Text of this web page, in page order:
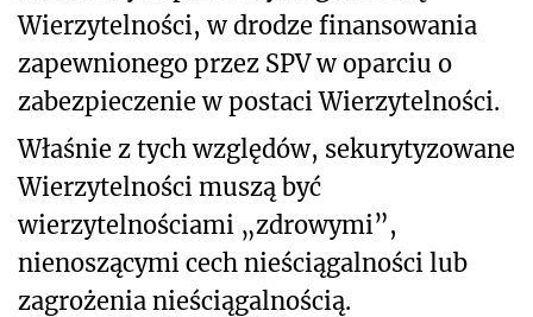
Wierzytelności, w drodze finansowania
zapewnionego przez SPV w oparciu o
zabezpieczenie w postaci Wierzytelności.
Właśnie z tych względów, sekurytyzowane
Wierzytelności muszą być
wierzytelnościami „zdrowymi”,
nienoszącymi cech nieściągalności lub
zagrożenia nieściągalnością.